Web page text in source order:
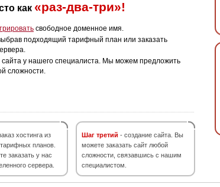
как «раз-два-три»!
свободное доменное имя.
подходящий тарифный план или заказать
сайта у нашего специалиста. Мы можем предложить
сложности.
хостинга из
планов.
заказать у нас
сервера.
Шаг третий - создание сайта. Вы
можете заказать сайт любой
сложности, связавшись с нашим
специалистом.